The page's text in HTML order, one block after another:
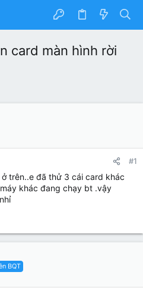
card màn hình rời
#1
trên..e đã thử 3 cái card khác
khác đang chạy bt .vậy
BQT